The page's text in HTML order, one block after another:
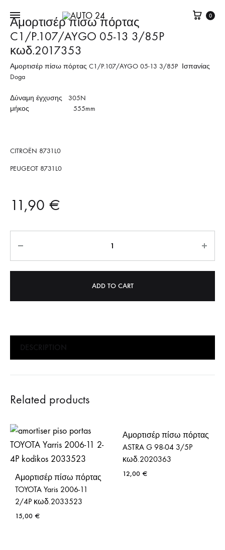
0
Αμορτισέρ πίσω πόρτας
C1/P.107/AYGO 05-13 3/85P
κωδ.2017353
Αμορτισέρ πίσω πόρτας C1/P.107/AYGO 05-13 3/85P Ισπανίας
Doga
Δύναμη έγχυσης 305N
μήκος 555mm
CITROËN 8731L0
PEUGEOT 8731L0
11,90 €
ADD TO CART
DESCRIPTION
Related products
Αμορτισέρ πίσω πόρτας
TOYOTA Yaris 2006-11
2/4P κωδ.2033523
15,00 €
Αμορτισέρ πίσω πόρτας
ASTRA G 98-04 3/5P
κωδ.2020363
12,00 €